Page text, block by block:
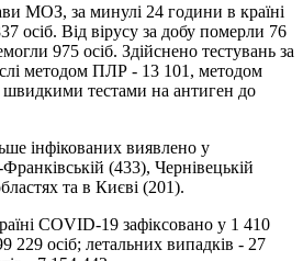
МОЗ, за минулі 24 години в країні
осіб. Від вірусу за добу померли 76
975 осіб. Здійснено тестувань за
методом ПЛР - 13 101, методом
тестами на антиген до
інфікованих виявлено у
(433), Чернівецькій
та в Києві (201).
COVID-19 зафіксовано у 1 410
229 осіб; летальних випадків - 27